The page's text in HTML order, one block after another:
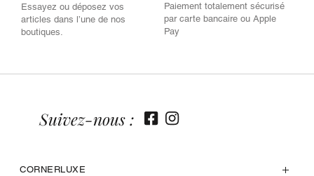
Essayez ou déposez vos
articles dans l’une de nos
boutiques.
Paiement totalement sécurisé
par carte bancaire ou Apple
Pay
CORNERLUXE
Suivez-nous :